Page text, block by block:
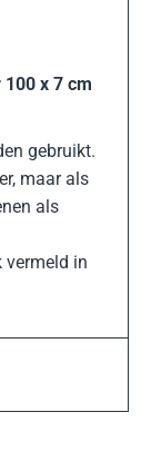
x 7 cm
gebruikt.
maar als
als
vermeld in